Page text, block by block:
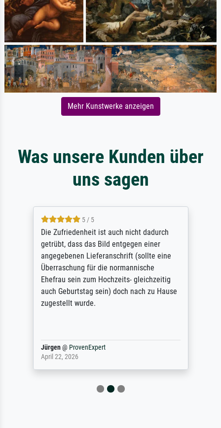
Mehr Kunstwerke anzeigen
Was unsere Kunden über
uns sagen
5 / 5
Die Zufriedenheit ist auch nicht dadurch
getrübt, dass das Bild entgegen einer
angegebenen Lieferanschrift (sollte eine
Überraschung für die normannische
Ehefrau sein zum Hochzeits- gleichzeitig
auch Geburtstag sein) doch nach zu Hause
zugestellt wurde.
Jürgen@ ProvenExpert
April 22, 2026